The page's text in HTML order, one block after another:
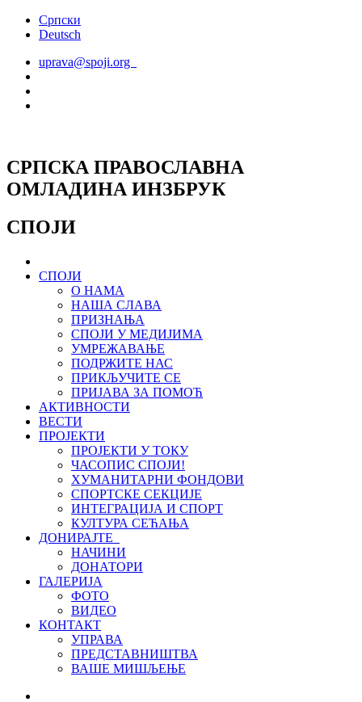
СкочитеСрпски
Deutsch
uprava@spoji.org
СРПСКА ПРАВОСЛАВНА
ОМЛАДИНА ИНЗБРУК
СПОЈИ
СПОЈИ
О НАМА
НАША СЛАВА
ПРИЗНАЊА
СПОЈИ У МЕДИЈИМА
УМРЕЖАВАЊЕ
ПОДРЖИТЕ НАС
ПРИКЉУЧИТЕ СЕ
ПРИЈАВА ЗА ПОМОЋ
АКТИВНОСТИ
ВЕСТИ
ПРОЈЕКТИ
ПРОЈЕКТИ У ТОКУ
ЧАСОПИС СПОЈИ!
ХУМАНИТАРНИ ФОНДОВИ
СПОРТСКЕ СЕКЦИЈЕ
ИНТЕГРАЦИЈА И СПОРТ
КУЛТУРА СЕЋАЊА
ДОНИРАЈТЕ
НАЧИНИ
ДОНАТОРИ
ГАЛЕРИЈА
ФОТО
ВИДЕО
КОНТАКТ
УПРАВА
ПРЕДСТАВНИШТВА
ВАШЕ МИШЉЕЊЕ